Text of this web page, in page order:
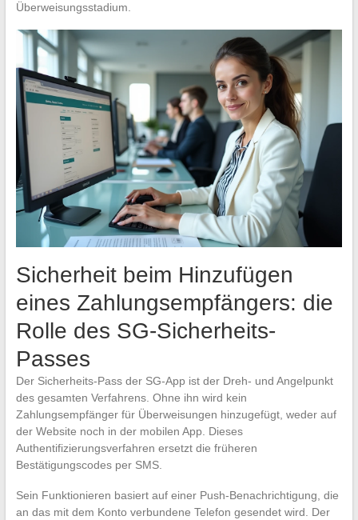
Überweisungsstadium.
Sicherheit beim Hinzufügen
eines Zahlungsempfängers: die
Rolle des SG-Sicherheits-
Passes
Der Sicherheits-Pass der SG-App ist der Dreh- und Angelpunkt
des gesamten Verfahrens. Ohne ihn wird kein
Zahlungsempfänger für Überweisungen hinzugefügt, weder auf
der Website noch in der mobilen App. Dieses
Authentifizierungsverfahren ersetzt die früheren
Bestätigungscodes per SMS.
Sein Funktionieren basiert auf einer Push-Benachrichtigung, die
an das mit dem Konto verbundene Telefon gesendet wird. Der